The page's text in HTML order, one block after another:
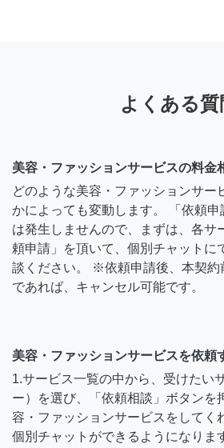
よくある質
美容・ファッションサービスの料金
どのような美容・ファッションサー
かによっても変動します。 「依頼
は発生しませんので、まずは、各サ
頼申請」を頂いて、個別チャットに
談ください。 ※依頼申請後、本契約
であれば、キャンセル可能です。
美容・ファッションサービスを依頼
1.サービス一覧の中から、受けたい
ー）を選び、「依頼相談」ボタンを
容・ファッションサービスをしてく
個別チャットができるようになりま